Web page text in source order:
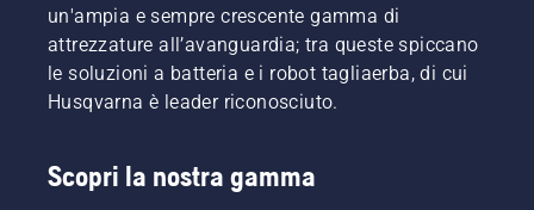
un'ampia e sempre crescente gamma di
attrezzature all’avanguardia; tra queste spiccano
le soluzioni a batteria e i robot tagliaerba, di cui
Husqvarna è leader riconosciuto.
Scopri la nostra gamma